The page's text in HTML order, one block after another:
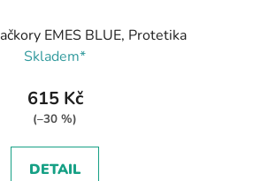
EMES BLUE, Protetika
Skladem*
615 Kč
(–30 %)
DETAIL